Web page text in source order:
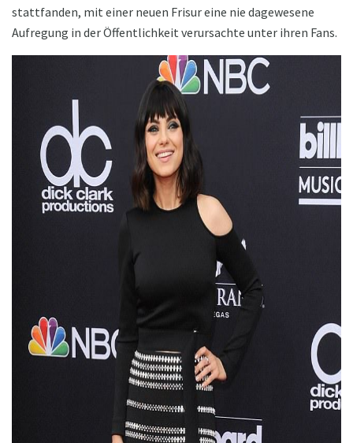
stattfanden, mit einer neuen Frisur eine nie dagewesene
Aufregung in der Öffentlichkeit verursachte unter ihren Fans.